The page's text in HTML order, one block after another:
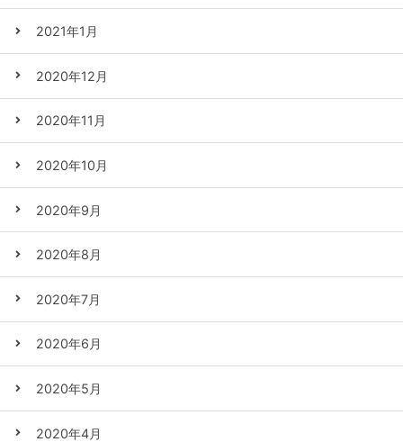
2021年1月
2020年12月
2020年11月
2020年10月
2020年9月
2020年8月
2020年7月
2020年6月
2020年5月
2020年4月